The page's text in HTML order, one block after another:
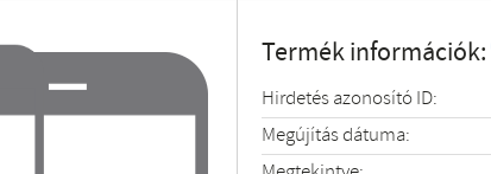
Termék információk:
Hirdetés azonosító ID:
Megújítás dátuma: